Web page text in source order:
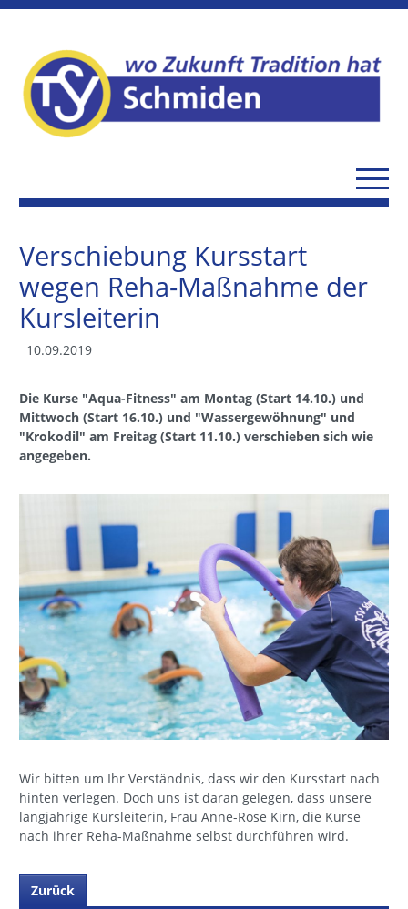
Verschiebung Kursstart
wegen Reha-Maßnahme der
Kursleiterin
10.09.2019
Die Kurse "Aqua-Fitness" am Montag (Start 14.10.) und
Mittwoch (Start 16.10.) und "Wassergewöhnung" und
"Krokodil" am Freitag (Start 11.10.) verschieben sich wie
angegeben.
Wir bitten um Ihr Verständnis, dass wir den Kursstart nach
hinten verlegen. Doch uns ist daran gelegen, dass unsere
langjährige Kursleiterin, Frau Anne-Rose Kirn, die Kurse
nach ihrer Reha-Maßnahme selbst durchführen wird.
Zurück